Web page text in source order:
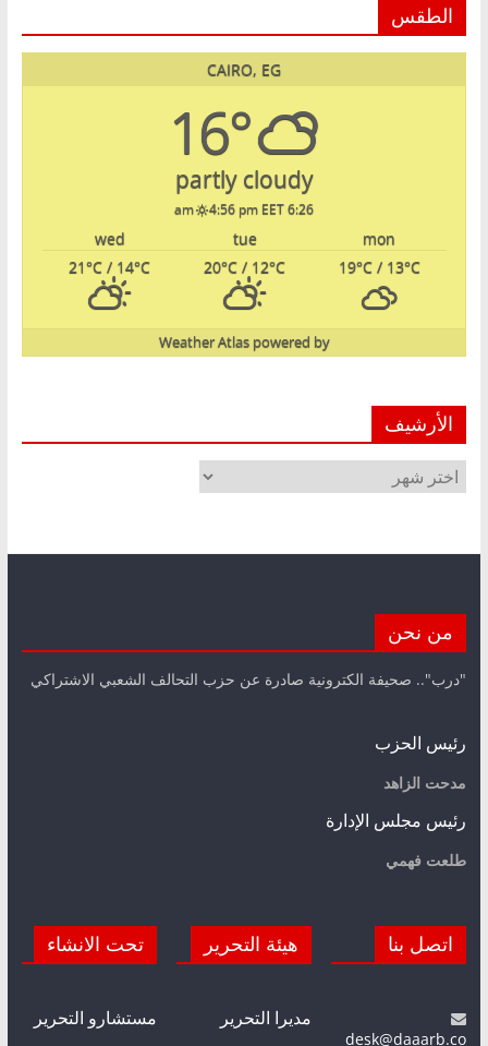
الطقس
CAIRO, EG
16°
partly cloudy
6:26 am
4:56 pm EET
mon
tue
wed
19°C/ 13°C
20°C / 12°C
21°C / 14°C
powered by
Weather Atlas
الأرشيف
الأرشيف
من نحن
"درب".. صحيفة الكترونية صادرة عن حزب التحالف الشعبي الاشتراكي
رئيس الحزب
مدحت الزاهد
رئيس مجلس الإدارة
طلعت فهمي
اتصل بنا
desk@daaarb.co
هيئة التحرير
مديرا التحرير
تحت الانشاء
مستشارو التحرير